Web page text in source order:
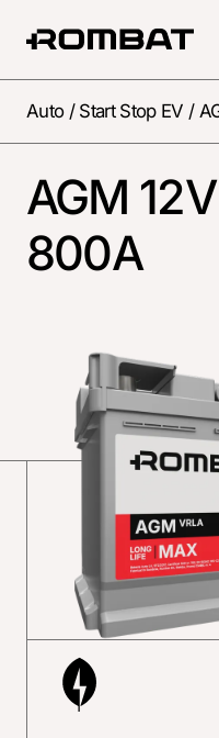
Auto/ Start Stop EV /
AGM
800A